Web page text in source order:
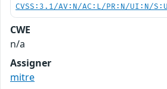
CVSS:3.1/AV:N/AC:L/PR:N/UI:N/
CWE
n/a
Assigner
mitre